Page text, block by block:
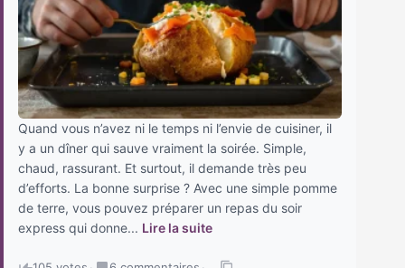
Quand vous n’avez ni le temps ni l’envie de cuisiner, il
y a un dîner qui sauve vraiment la soirée. Simple,
chaud, rassurant. Et surtout, il demande très peu
d’efforts. La bonne surprise ? Avec une simple pomme
de terre, vous pouvez préparer un repas du soir
express qui donne... Lire la suite